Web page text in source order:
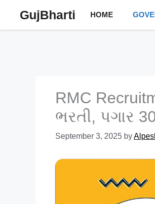
GujBharti HOME
RMC
ભરતી, પગાર
September 3, 2025 by